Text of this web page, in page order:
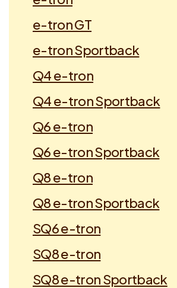
e-tron GT
e-tron Sportback
Q4 e-tron
Q4 e-tron Sportback
Q6 e-tron
Q6 e-tron Sportback
Q8 e-tron
Q8 e-tron Sportback
SQ6 e-tron
SQ8 e-tron
SQ8 e-tron Sportback